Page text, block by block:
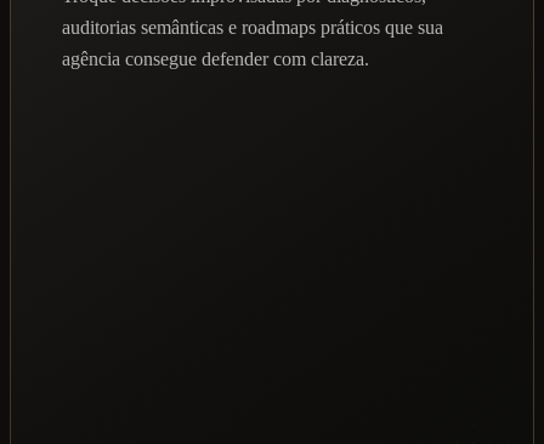
auditorias semânticas e roadmaps práticos que sua
agência consegue defender com clareza.